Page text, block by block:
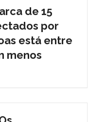
de 15
por
está entre
menos